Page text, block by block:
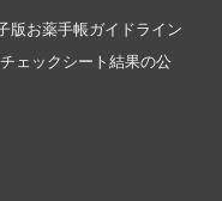
版お薬手帳ガイドライン
ェックシート結果の公